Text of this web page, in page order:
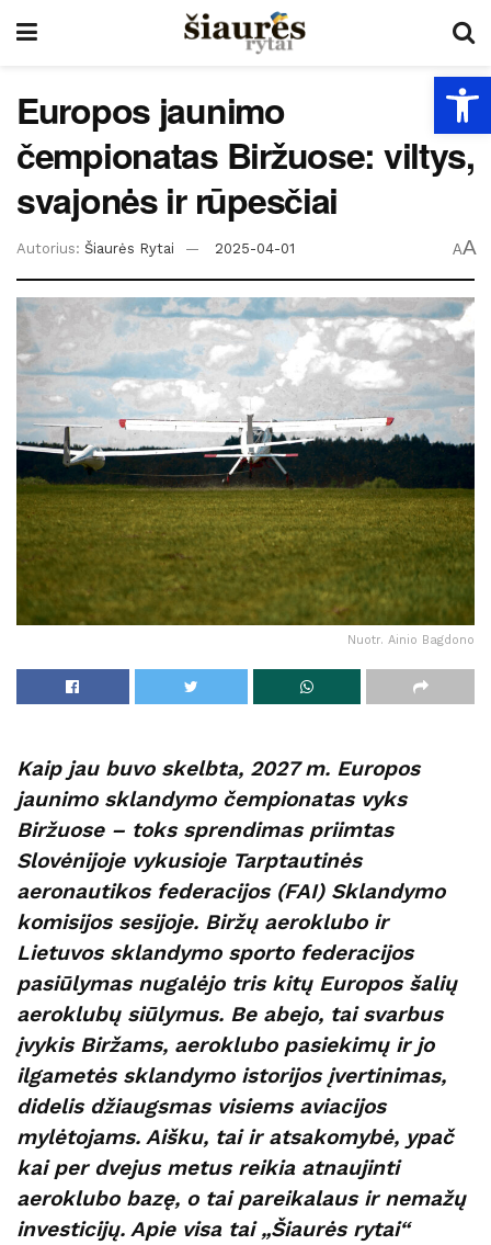
Europos jaunimo
čempionatas Biržuose: viltys,
svajonės ir rūpesčiai
Autorius: Šiaurės Rytai 2025-04-01 AA
Nuotr. Ainio Bagdono
Kaip jau buvo skelbta, 2027 m. Europos
jaunimo sklandymo čempionatas vyks
Biržuose – toks sprendimas priimtas
Slovėnijoje vykusioje Tarptautinės
aeronautikos federacijos (FAI) Sklandymo
komisijos sesijoje. Biržų aeroklubo ir
Lietuvos sklandymo sporto federacijos
pasiūlymas nugalėjo tris kitų Europos šalių
aeroklubų siūlymus. Be abejo, tai svarbus
įvykis Biržams, aeroklubo pasiekimų ir jo
ilgametės sklandymo istorijos įvertinimas,
didelis džiaugsmas visiems aviacijos
mylėtojams. Aišku, tai ir atsakomybė, ypač
kai per dvejus metus reikia atnaujinti
aeroklubo bazę, o tai pareikalaus ir nemažų
investicijų. Apie visa tai „Šiaurės rytai“